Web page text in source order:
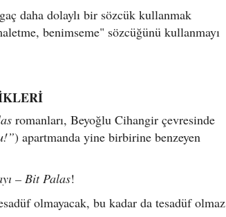
daha dolaylı bir sözcük kullanmak
benimseme" sözcüğünü kullanmayı
romanları, Beyoğlu Cihangir çevresinde
) apartmanda yine birbirine benzeyen
– Bit Palas!
olmayacak, bu kadar da tesadüf olmaz